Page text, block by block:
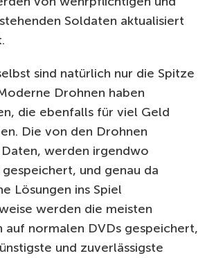
Soldaten aktualisiert
sind natürlich nur die Spitze
Drohnen haben
die ebenfalls für viel Geld
Die von den Drohnen
werden irgendwo
und genau da
Lösungen ins Spiel
werden die meisten
auf normalen DVDs gespeichert,
und zuverlässigste